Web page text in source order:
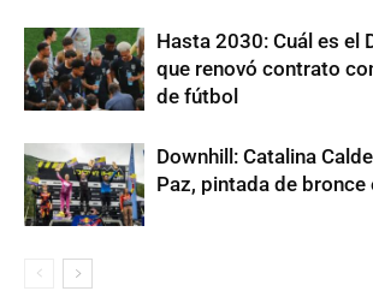
Hasta 2030: Cuál es el
que renovó contrato
de fútbol
Downhill: Catalina
Paz, pintada de bronce